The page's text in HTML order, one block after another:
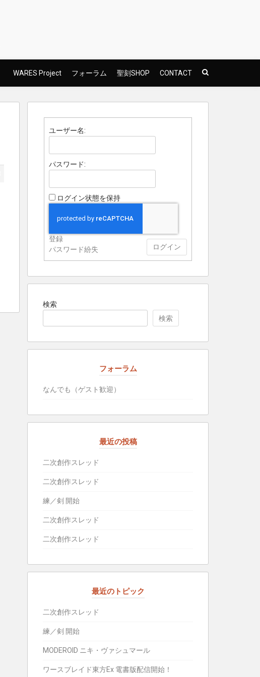
WARES Project フォーラム 聖刻SHOP CONTACT
ユーザー名:
パスワード:
ログイン状態を保持
ログイン
登録
パスワード紛失
検索
検索
フォーラム
なんでも（ゲスト歓迎）
最近の投稿
二次創作スレッド
二次創作スレッド
練／剣 開始
二次創作スレッド
二次創作スレッド
最近のトピック
二次創作スレッド
練／剣 開始
MODEROID ニキ・ヴァシュマール
ワースブレイド東方Ex 電書版配信開始！